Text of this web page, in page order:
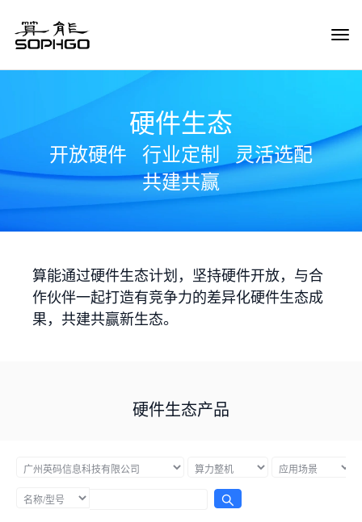
硬件生态
开放硬件 行业定制
灵活选配
共建共赢
算能通过硬件生态计划，坚持硬件开放，与合
作伙伴一起打造有竞争力的差异化硬件生态成
果，共建共赢新生态。
硬件生态产品